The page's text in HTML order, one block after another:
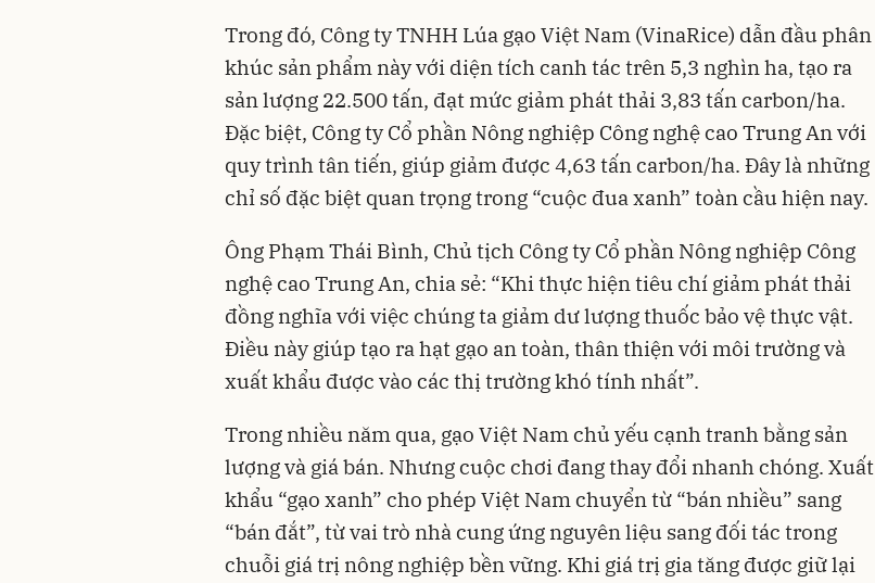
Trong đó, Công ty TNHH Lúa gạo Việt Nam (VinaRice) dẫn đầu phân
khúc sản phẩm này với diện tích canh tác trên 5,3 nghìn ha, tạo ra
sản lượng 22.500 tấn, đạt mức giảm phát thải 3,83 tấn carbon/ha.
Đặc biệt, Công ty Cổ phần Nông nghiệp Công nghệ cao Trung An với
quy trình tân tiến, giúp giảm được 4,63 tấn carbon/ha. Đây là những
chỉ số đặc biệt quan trọng trong “cuộc đua xanh” toàn cầu hiện nay.
Ông Phạm Thái Bình, Chủ tịch Công ty Cổ phần Nông nghiệp Công
nghệ cao Trung An, chia sẻ: “Khi thực hiện tiêu chí giảm phát thải
đồng nghĩa với việc chúng ta giảm dư lượng thuốc bảo vệ thực vật.
Điều này giúp tạo ra hạt gạo an toàn, thân thiện với môi trường và
xuất khẩu được vào các thị trường khó tính nhất”.
Trong nhiều năm qua, gạo Việt Nam chủ yếu cạnh tranh bằng sản
lượng và giá bán. Nhưng cuộc chơi đang thay đổi nhanh chóng. Xuất
khẩu “gạo xanh” cho phép Việt Nam chuyển từ “bán nhiều” sang
“bán đắt”, từ vai trò nhà cung ứng nguyên liệu sang đối tác trong
chuỗi giá trị nông nghiệp bền vững. Khi giá trị gia tăng được giữ lại